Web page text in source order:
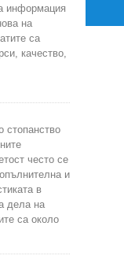
информация
на
са
качество,
стопанство
често се
и
в
дела на
са около